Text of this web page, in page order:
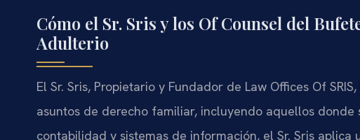
Cómo el Sr. Sris y los Of Counsel del
Adulterio
El Sr. Sris, Propietario y Fundador de Law Offices Of
asuntos de derecho familiar, incluyendo aquellos
contabilidad y sistemas de información, el Sr. Sris